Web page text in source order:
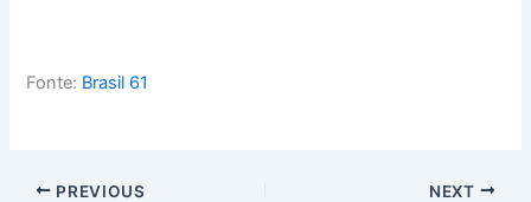
Fonte: Brasil 61
PREVIOUS NEXT